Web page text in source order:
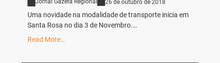
Jornal Gazeta Regional 26 de outubro de 2018
Uma novidade na modalidade de transporte inicia em
Santa Rosa no dia 3 de Novembro.…
Read More…